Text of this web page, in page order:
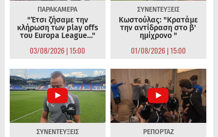
ΠΑΡΑΚΑΜΕΡΑ
"Έτσι ζήσαμε την
κλήρωση των play offs
του Europa League..."
03/08/2026 | 15:00
ΣΥΝΕΝΤΕΥΞΕΙΣ
Κωστούλας: "Κρατάμε
την αντίδραση στο β'
ημίχρονο "
01/08/2026 | 15:00
ΣΥΝΕΝΤΕΥΞΕΙΣ ΡΕΠΟΡΤΑΖ